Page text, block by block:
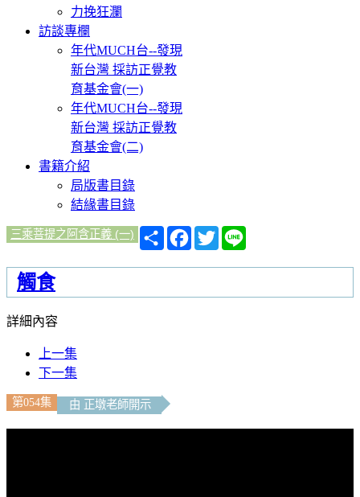
力挽狂瀾
訪談專欄
年代MUCH台--發現
新台灣 採訪正覺教
育基金會(一)
年代MUCH台--發現
新台灣 採訪正覺教
育基金會(二)
書籍介紹
局版書目錄
結緣書目錄
三乘菩提之阿含正義 (一)
分
享
Facebook
Twitter
觸食
詳細內容
上一集
下一集
第054集 由 正墩老師開示